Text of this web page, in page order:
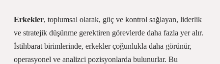
Erkekler, toplumsal olarak, güç ve kontrol sağlayan, liderlik
ve stratejik düşünme gerektiren görevlerde daha fazla yer alır.
İstihbarat birimlerinde, erkekler çoğunlukla daha görünür,
operasyonel ve analizci pozisyonlarda bulunurlar. Bu